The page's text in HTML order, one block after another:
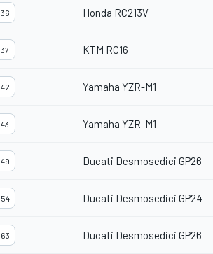
36 Honda RC213V
37 KTM RC16
42 Yamaha YZR-M1
43 Yamaha YZR-M1
49 Ducati Desmosedici GP26
54 Ducati Desmosedici GP24
63 Ducati Desmosedici GP26